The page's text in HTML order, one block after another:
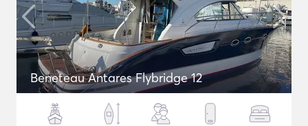
Beneteau Antares Flybridge 12